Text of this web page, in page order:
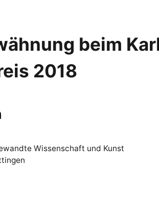
beim
2018
Wissenschaft und Kunst